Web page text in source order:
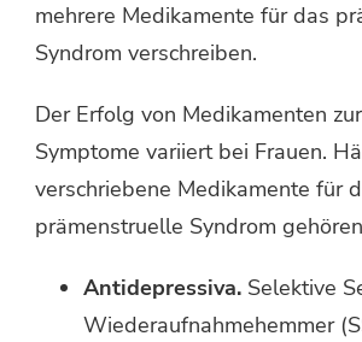
mehrere Medikamente für das
Syndrom verschreiben.
Der Erfolg von Medikamenten
Symptome variiert bei Frauen.
verschriebene Medikamente für
prämenstruelle Syndrom
Antidepressiva. Selektive
Wiederaufnahmehemmer